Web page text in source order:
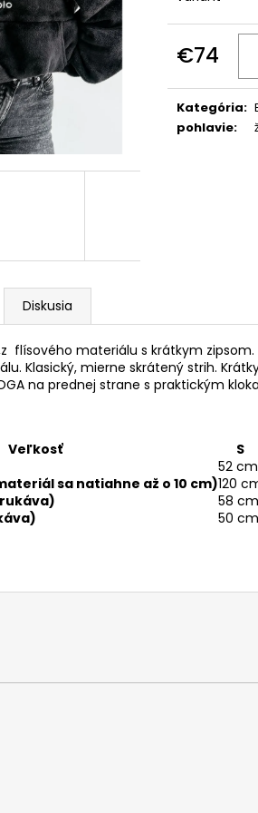
€74
Jednotková
cena:
Kategória:
pohlavie:
Diskusia
flísového materiálu s krátkym
Klasický, mierne skrátený strih.
na prednej strane s praktickým
Veľkosť
S
52 cm
sa natiahne až o 10 cm)120
58 cm
50 cm
€39